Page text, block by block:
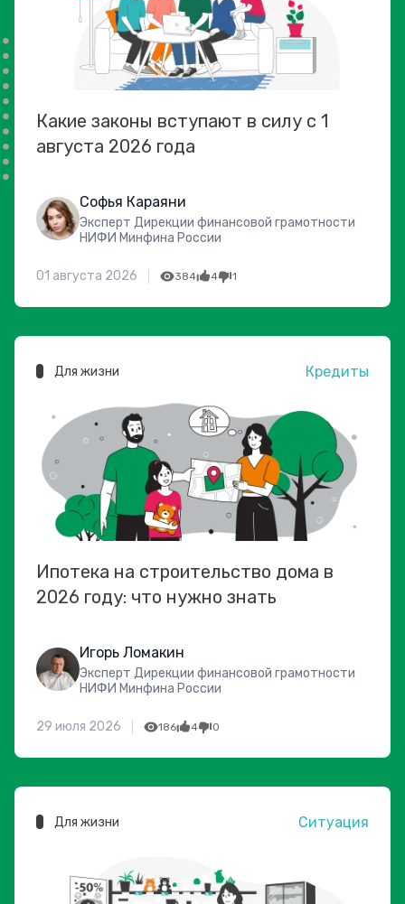
Какие законы вступают в силу с 1
августа 2026 года
Софья Караяни
Эксперт Дирекции финансовой грамотности
НИФИ Минфина России
01 августа 2026 384 4 1
Для жизни Кредиты
Ипотека на строительство дома в
2026 году: что нужно знать
Игорь Ломакин
Эксперт Дирекции финансовой грамотности
НИФИ Минфина России
29 июля 2026 186 4 0
Для жизни Ситуация